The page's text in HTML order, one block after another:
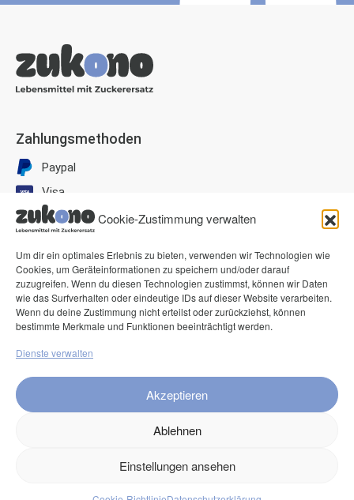
Cookie-Zustimmung verwalten
Um dir ein optimales Erlebnis zu bieten, verwenden wir Technologien wie
Cookies, um Geräteinformationen zu speichern und/oder darauf
zuzugreifen. Wenn du diesen Technologien zustimmst, können wir Daten
wie das Surfverhalten oder eindeutige IDs auf dieser Website verarbeiten.
Wenn du deine Zustimmung nicht erteilst oder zurückziehst, können
bestimmte Merkmale und Funktionen beeinträchtigt werden.
Dienste verwalten
Akzeptieren
Ablehnen
Einstellungen ansehen
Zahlungsmethoden
Paypal
Visa
Mastercard
Klarna Pay now
Klarna Rechnung
Kontakt
Versand